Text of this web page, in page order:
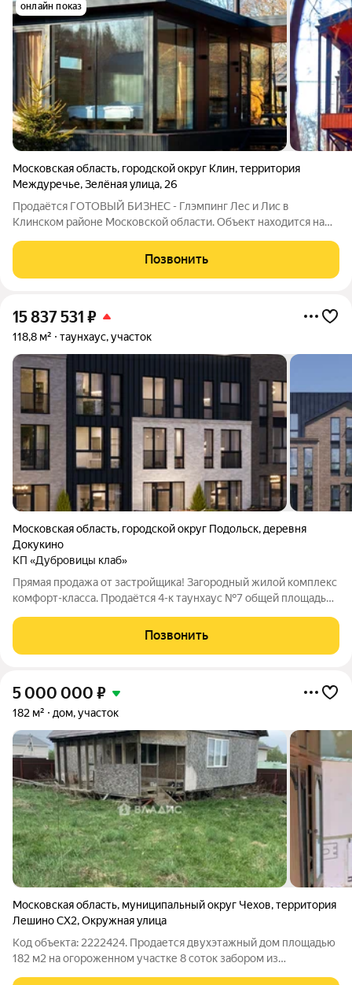
онлайн показ
Московская область, городской округ Клин,территория
Междуречье,Зелёная улица, 26
Продаётcя ГOTОBЫЙ БИЗНEС - Глэмпинг Лес и Лис в
Клинском районе Московской области. Объект находится на
км от Москвы по Ново-рижскому и Ленинградскому шоссе.
Позвонить
15 837 531 ₽
118,8 м² таунхаус, участок
Московская область, городской округ Подольск, деревня
Докукино
КП «Дубровицы клаб»
Прямая продажа от застройщика! Загородный жилой комплекс
комфорт-класса. Продаётся 4-к таунхаус №7 общей площадью
комфорт-класса, который
Позвонить
5 000 000 ₽
182 м² дом, участок
Московская область, муниципальный округ Чехов,территория
Лешино СХ2,Окружная улица
Код объекта: 2222424. Продается двухэтажный дом площадью
182 м2 на огороженном участке 8 соток забором из